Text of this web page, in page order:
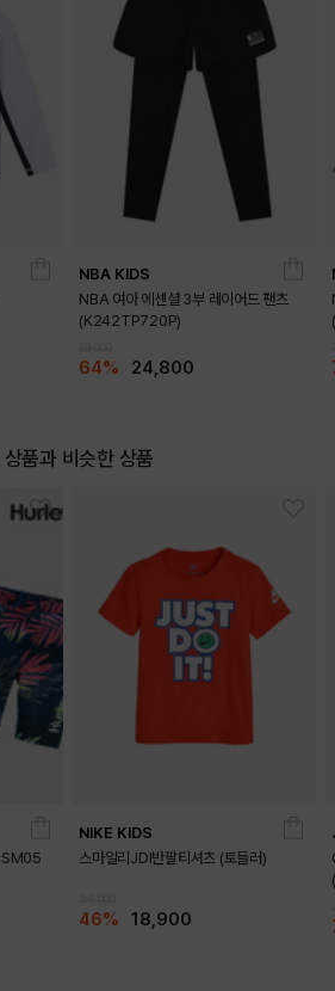
DETAILSNBA KIDS
NBA 여아 에센셜 3부 레이어드 팬츠
(K242TP720P)
64% 24,800
상품과 비슷한 상품
NIKE KIDS
스마일리JDI반팔티셔츠 (토들러)
46% 18,900